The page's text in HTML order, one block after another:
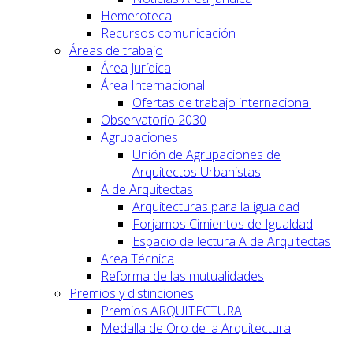
Hemeroteca
Recursos comunicación
Áreas de trabajo
Área Jurídica
Área Internacional
Ofertas de trabajo internacional
Observatorio 2030
Agrupaciones
Unión de Agrupaciones de
Arquitectos Urbanistas
A de Arquitectas
Arquitecturas para la igualdad
Forjamos Cimientos de Igualdad
Espacio de lectura A de Arquitectas
Area Técnica
Reforma de las mutualidades
Premios y distinciones
Premios ARQUITECTURA
Medalla de Oro de la Arquitectura